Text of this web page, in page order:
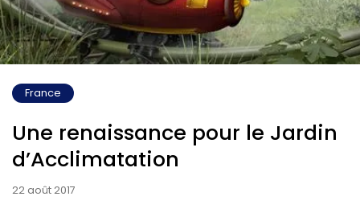
France
Une renaissance pour le Jardin
d’Acclimatation
22 août 2017